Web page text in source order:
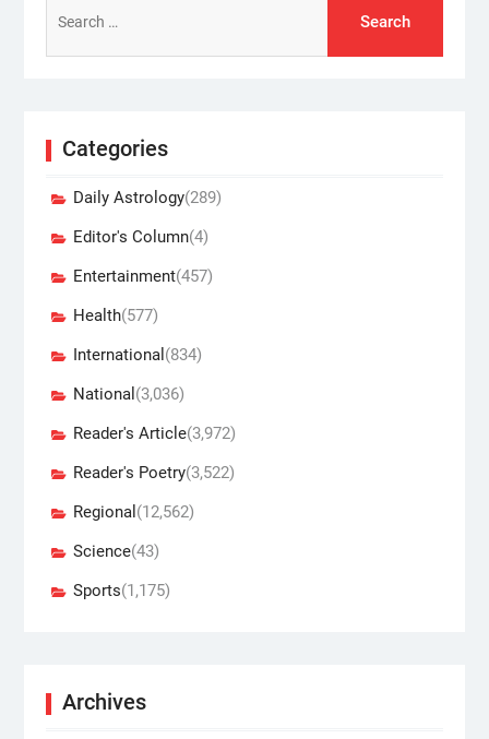
for:
Categories
Daily Astrology(289)
Editor's Column(4)
Entertainment(457)
Health(577)
International (834)
National (3,036)
Reader's Article(3,972)
Reader's Poetry(3,522)
Regional (12,562)
Science(43)
Sports(1,175)
Archives